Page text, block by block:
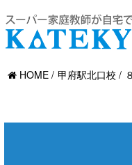
HOME
甲府駅北口校